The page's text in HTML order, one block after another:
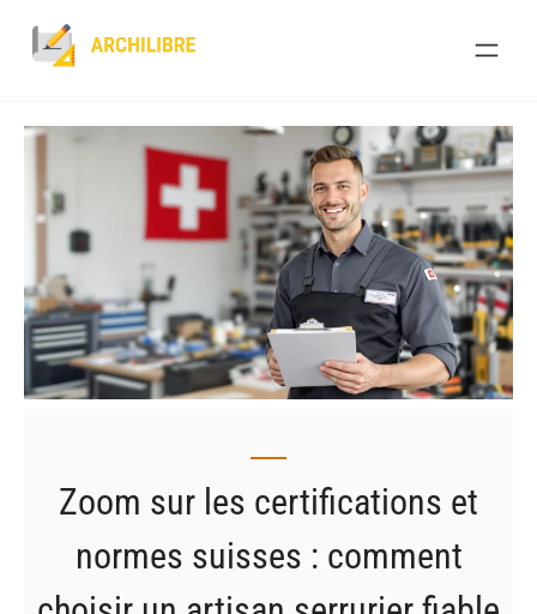
Zoom sur les certifications et
normes suisses : comment